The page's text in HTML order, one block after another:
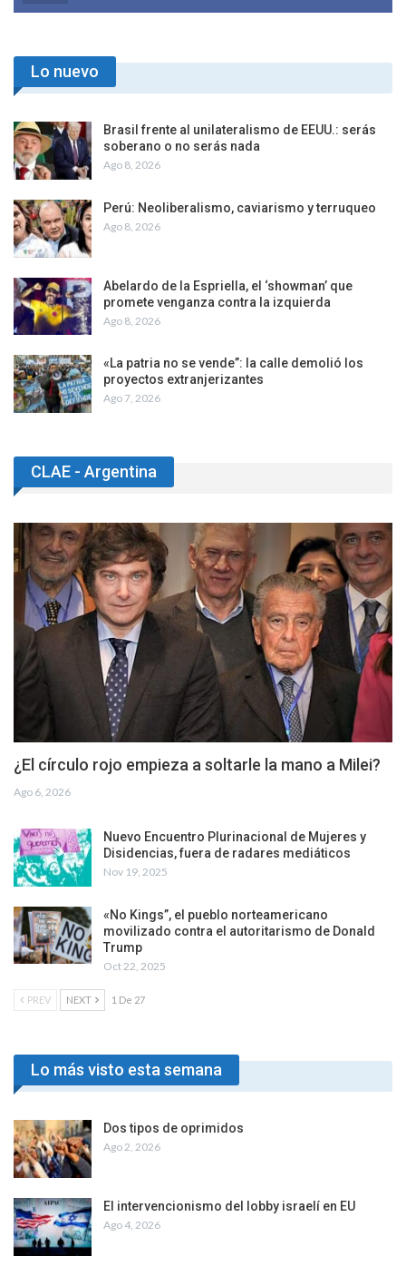
Lo nuevo
Brasil frente al unilateralismo de EEUU.: serás
soberano o no serás nada
Ago 8, 2026
Perú: Neoliberalismo, caviarismo y terruqueo
Ago 8, 2026
Abelardo de la Espriella, el ‘showman’ que
promete venganza contra la izquierda
Ago 8, 2026
«La patria no se vende”: la calle demolió los
proyectos extranjerizantes
Ago 7, 2026
CLAE - Argentina
¿El círculo rojo empieza a soltarle la mano a Milei?
Ago 6, 2026
Nuevo Encuentro Plurinacional de Mujeres y
Disidencias, fuera de radares mediáticos
Nov 19, 2025
«No Kings”, el pueblo norteamericano
movilizado contra el autoritarismo de Donald
Trump
Oct 22, 2025
PREV NEXT 1 De 27
Lo más visto esta semana
Dos tipos de oprimidos
Ago 2, 2026
El intervencionismo del lobby israelí en EU
Ago 4, 2026